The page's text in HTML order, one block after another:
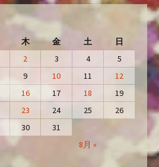
木 金 土 日
8月 »
2 3 4
5
9 10 11
12
16 17 18
19
23 24 25
26
30 31